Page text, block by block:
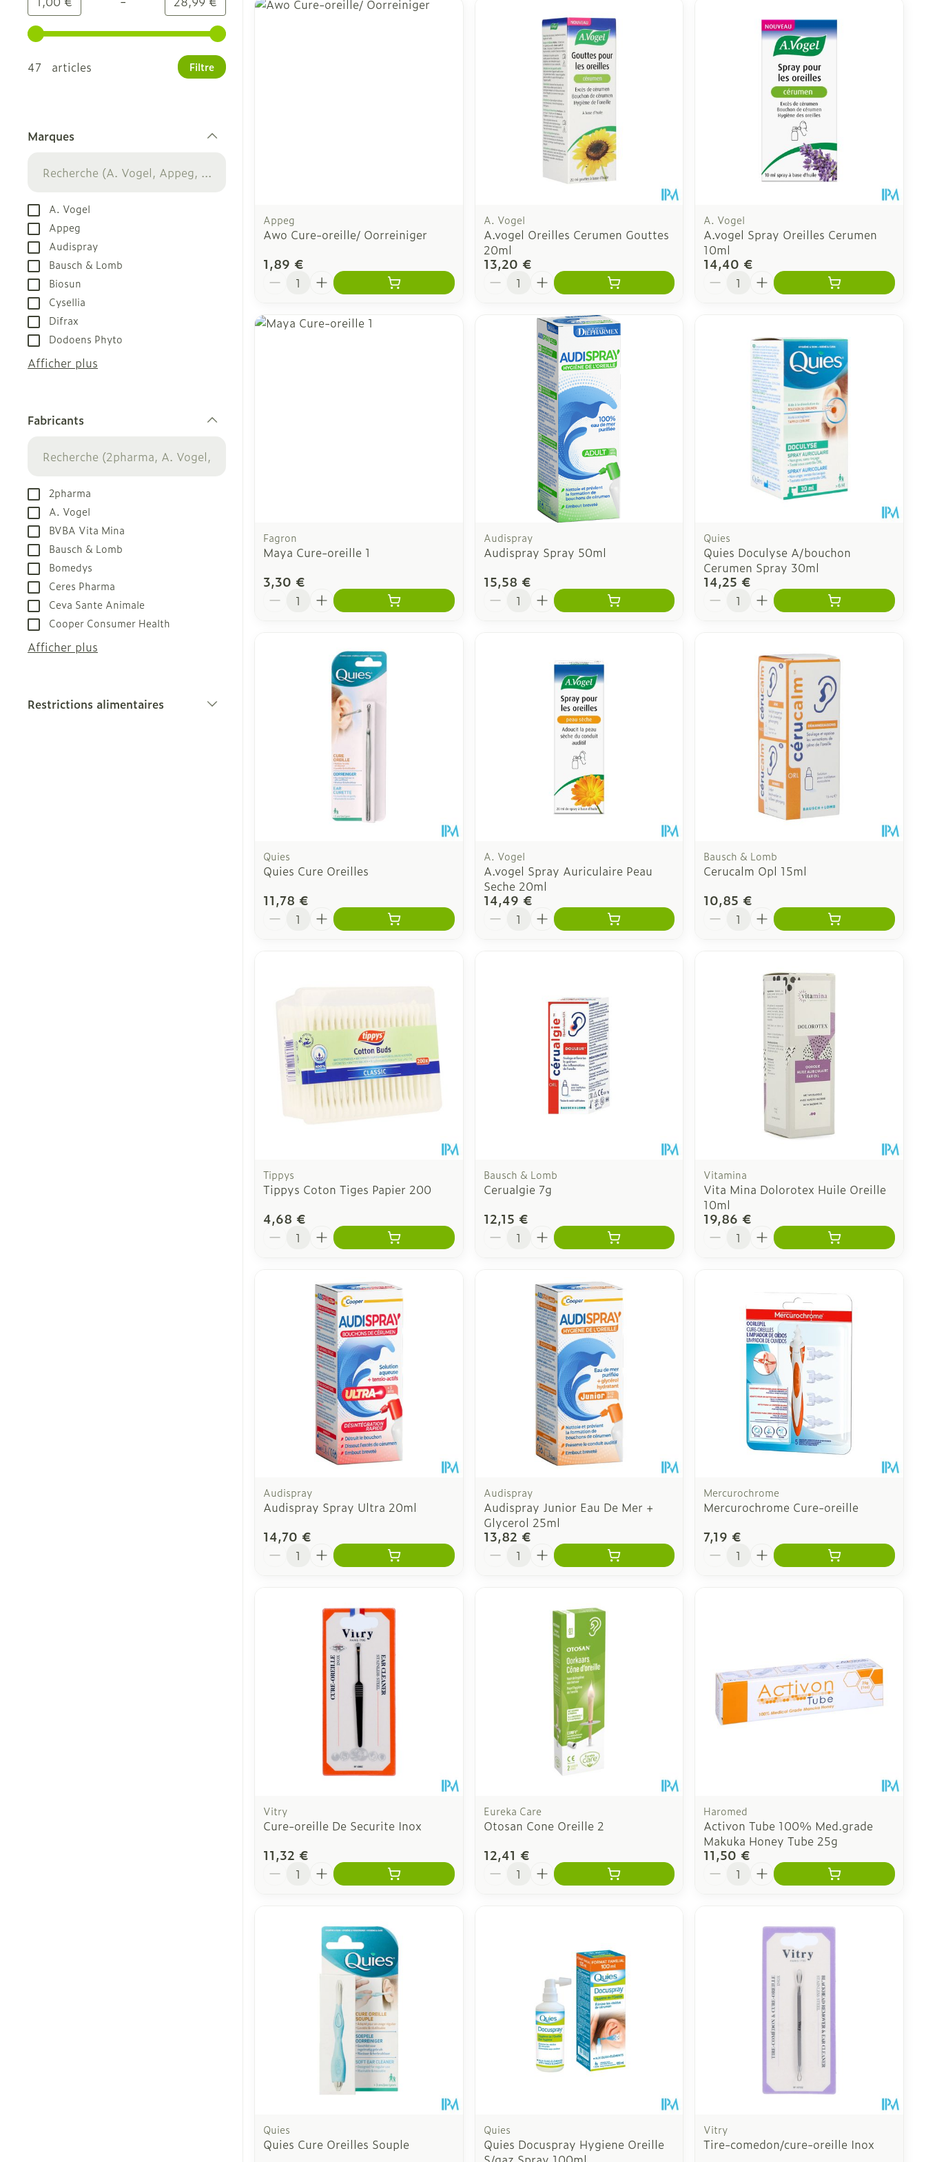
Utilisez les touches fléchées gauche et droite pour ajuster les valeurs minimales et maximales du prix.
47 articles
Filtre
Marques
A. Vogel
Appeg
Audispray
Bausch & Lomb
Biosun
Cysellia
Difrax
Dodoens Phyto
Afficher plus
Fabricants
2pharma
A. Vogel
BVBA Vita Mina
Bausch & Lomb
Bomedys
Ceres Pharma
Ceva Sante Animale
Cooper Consumer Health
Afficher plus
Restrictions alimentaires
Appeg
Awo Cure-oreille/ Oorreiniger
1,89 €
Quantité
A. Vogel
A.vogel Oreilles Cerumen Gouttes
20ml
13,20 €
Quantité
A. Vogel
A.vogel Spray Oreilles Cerumen
10ml
14,40 €
Quantité
Fagron
Maya Cure-oreille 1
3,30 €
Quantité
Audispray
Audispray Spray 50ml
15,58 €
Quantité
Quies
Quies Doculyse A/bouchon
Cerumen Spray 30ml
14,25 €
Quantité
Quies
Quies Cure Oreilles
11,78 €
Quantité
A. Vogel
A.vogel Spray Auriculaire Peau
Seche 20ml
14,49 €
Quantité
Bausch & Lomb
Cerucalm Opl 15ml
10,85 €
Quantité
Tippys
Tippys Coton Tiges Papier 200
4,68 €
Quantité
Bausch & Lomb
Cerualgie 7g
12,15 €
Quantité
Vitamina
Vita Mina Dolorotex Huile Oreille
10ml
19,86 €
Quantité
Audispray
Audispray Spray Ultra 20ml
14,70 €
Quantité
Audispray
Audispray Junior Eau De Mer +
Glycerol 25ml
13,82 €
Quantité
Mercurochrome
Mercurochrome Cure-oreille
7,19 €
Quantité
Vitry
Cure-oreille De Securite Inox
11,32 €
Quantité
Eureka Care
Otosan Cone Oreille 2
12,41 €
Quantité
Haromed
Activon Tube 100% Med.grade
Makuka Honey Tube 25g
11,50 €
Quantité
Quies
Quies Cure Oreilles Souple
Quies
Quies Docuspray Hygiene Oreille
Vitry
Tire-comedon/cure-oreille Inox